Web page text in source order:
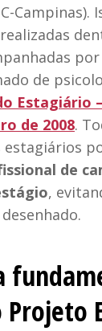
Campinas).
de
Estagiário
de 2008.
de
,